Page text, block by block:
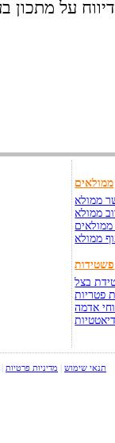
ממולאים
ממולא
ממולא
ממולא
פשטידות
בצל
פטריות
אדמה
תנאי שימוש מדיניות פרטיות